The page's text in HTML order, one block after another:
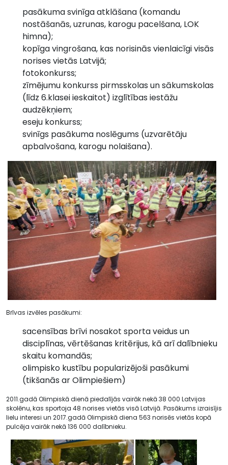
pasākuma svinīga atklāšana (komandu
nostāšanās, uzrunas, karogu pacelšana, LOK
himna);
kopīga vingrošana, kas norisinās vienlaicīgi visās
norises vietās Latvijā;
fotokonkurss;
zīmējumu konkurss pirmsskolas un sākumskolas
(līdz 6.klasei ieskaitot) izglītības iestāžu
audzēkņiem;
eseju konkurss;
svinīgs pasākuma noslēgums (uzvarētāju
apbalvošana, karogu nolaišana).
Brīvas izvēles pasākumi:
sacensības brīvi nosakot sporta veidus un
disciplīnas, vērtēšanas kritērijus, kā arī dalībnieku
skaitu komandās;
olimpisko kustību popularizējoši pasākumi
(tikšanās ar Olimpiešiem)
2011.gadā Olimpiskā dienā piedalījās vairāk nekā 38 000 Latvijas
skolēnu, kas sportoja 48 norises vietās visā Latvijā. Pasākums izraisījis
lielu interesi un 2017.gadā Olimpiskā diena 563 norisēs vietās kopā
pulcēja vairāk nekā 136 000 dalībnieku.